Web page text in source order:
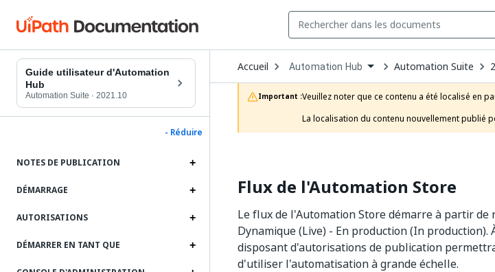
Guide utilisateur d'Automation
Hub
Automation Suite · 2021.10
- Réduire
NOTES DE PUBLICATION
DÉMARRAGE
AUTORISATIONS
DÉMARRER EN TANT QUE
Accueil Open
Dropdown
to
choose
product
Automation Hub Automation Suite
Important :Veuillez noter que ce contenu a été localisé en
La localisation du contenu nouvellement publié
Flux de l'Automation Store
Le flux de l'Automation Store démarre à partir
Dynamique (Live) - En production (In
disposant d'autorisations de publication
d'utiliser l'automatisation à grande échelle.